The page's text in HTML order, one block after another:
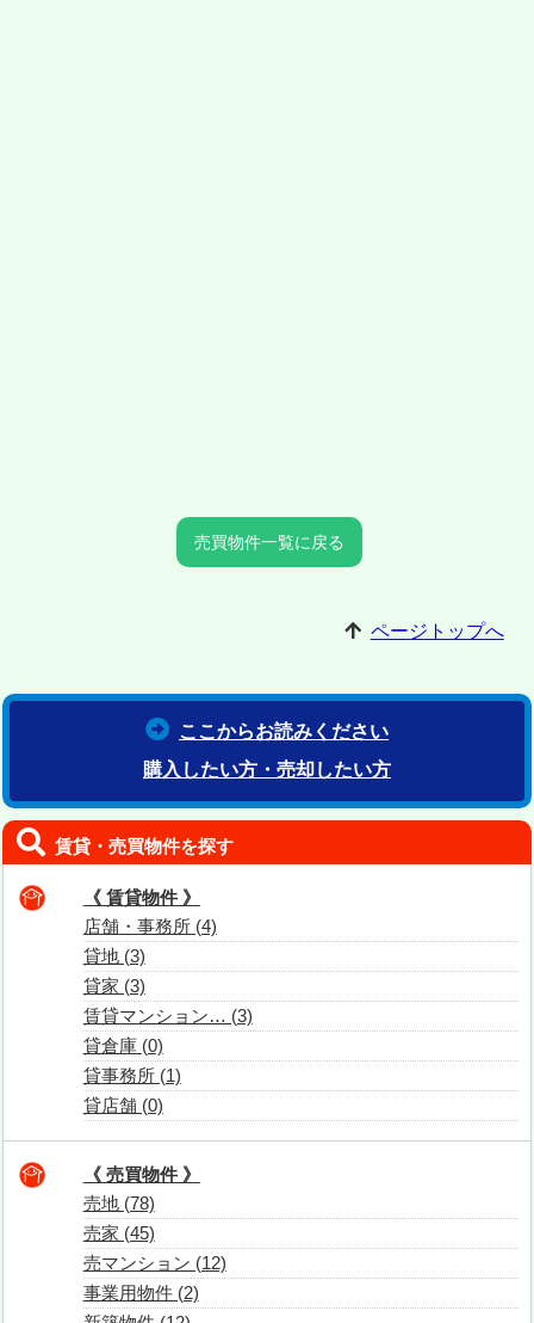
売買物件一覧に戻る
ページトップへ
ここからお読みください
購入したい方・売却したい方
賃貸・売買物件を探す
《 賃貸物件 》
店舗・事務所 (4)
貸地 (3)
貸家 (3)
賃貸マンション… (3)
貸倉庫 (0)
貸事務所 (1)
貸店舗 (0)
《 売買物件 》
売地 (78)
売家 (45)
売マンション (12)
事業用物件 (2)